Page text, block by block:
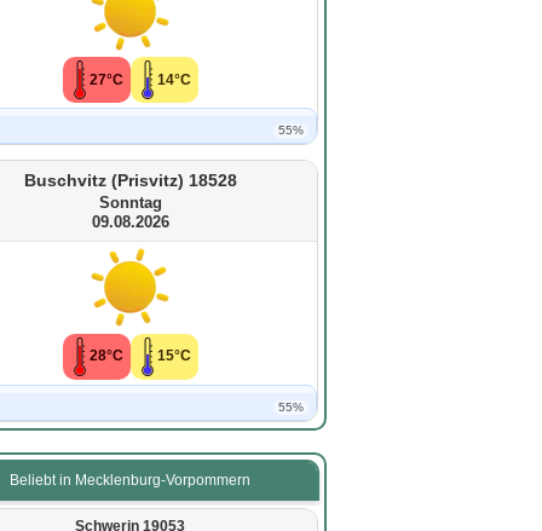
27°C 14°C
55%
Buschvitz (Prisvitz) 18528
Sonntag
09.08.2026
28°C 15°C
55%
Beliebt in Mecklenburg-Vorpommern
Schwerin 19053